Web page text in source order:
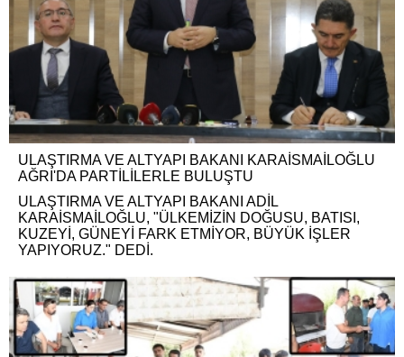
ULAŞTIRMA VE ALTYAPI BAKANI KARAİSMAİLOĞLU
AĞRI'DA PARTİLİLERLE BULUŞTU
ULAŞTIRMA VE ALTYAPI BAKANI ADİL
KARAİSMAİLOĞLU, "ÜLKEMİZİN DOĞUSU, BATISI,
KUZEYİ, GÜNEYİ FARK ETMİYOR, BÜYÜK İŞLER
YAPIYORUZ." DEDİ.